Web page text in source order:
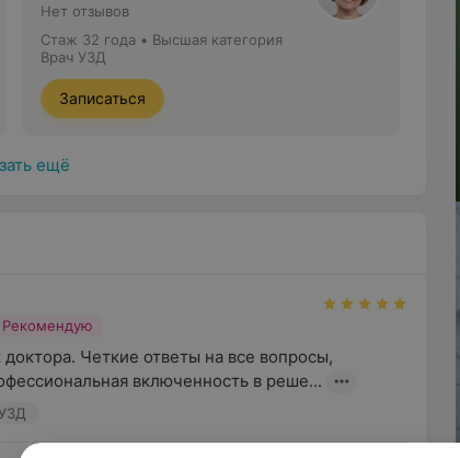
Нет отзывов
Стаж 32 года • Высшая категория
Врач УЗД
Записаться
ещё
Рекомендую
Четкие ответы на все вопросы,
включенность в реше...